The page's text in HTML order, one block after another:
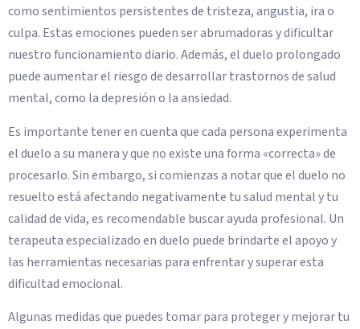
como sentimientos persistentes de tristeza, angustia, ira o
culpa. Estas emociones pueden ser abrumadoras y dificultar
nuestro funcionamiento diario. Además, el duelo prolongado
puede aumentar el riesgo de desarrollar trastornos de salud
mental, como la depresión o la ansiedad.
Es importante tener en cuenta que cada persona experimenta
el duelo a su manera y que no existe una forma «correcta» de
procesarlo. Sin embargo, si comienzas a notar que el duelo no
resuelto está afectando negativamente tu salud mental y tu
calidad de vida, es recomendable buscar ayuda profesional. Un
terapeuta especializado en duelo puede brindarte el apoyo y
las herramientas necesarias para enfrentar y superar esta
dificultad emocional.
Algunas medidas que puedes tomar para proteger y mejorar tu